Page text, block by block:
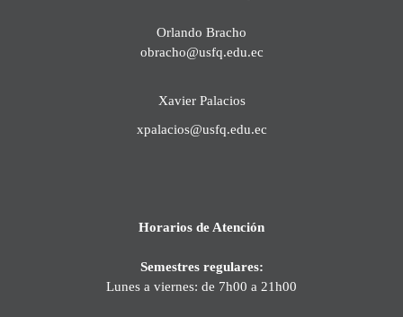
Orlando Bracho
obracho@usfq.edu.ec
Xavier Palacios
xpalacios@usfq.edu.ec
Horarios de Atención
Semestres regulares:
Lunes a viernes: de 7h00 a 21h00